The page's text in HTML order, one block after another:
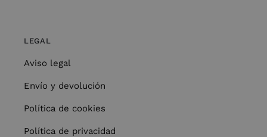
LEGAL
Aviso legal
Envío y devolución
Política de cookies
Política de privacidad